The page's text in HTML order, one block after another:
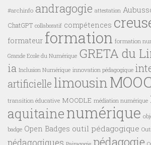
#archinfo andragogie attestation
ChatGPT collaboratif compétences
formateur formation formation
Grande Ecole du Numérique GRETA du
ia Inclusion Numérique innovation pédagogique
artificielle limousin
transition éducative MOODLE médiation numérique
aquitainenumérique
badge Open Badges outil pédagogique
pédagogiques
pédagogie